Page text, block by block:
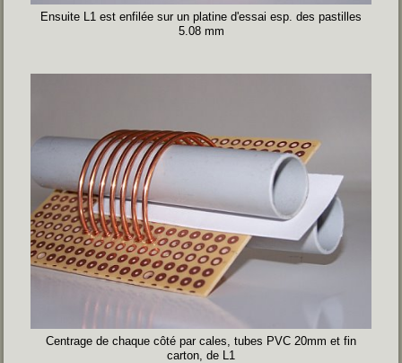
Ensuite L1 est enfilée sur un platine d'essai esp. des pastilles
5.08 mm
Centrage de chaque côté par cales, tubes PVC 20mm et fin
carton, de L1